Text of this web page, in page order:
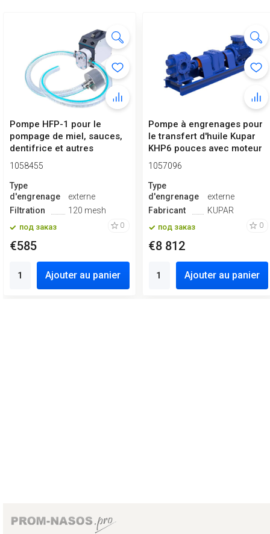
Pompe HFP-1 pour le
pompage de miel, sauces,
dentifrice et autres
liquides tr...
1058455
Type
d'engrenage
externe
Filtration
120 mesh
под заказ 0
€585
Ajouter au panier
Pompe à engrenages pour
le transfert d'huile Kupar
KHP6 pouces avec moteur
30...
1057096
Type
d'engrenage
externe
Fabricant
KUPAR
под заказ 0
€8 812
Ajouter au panier